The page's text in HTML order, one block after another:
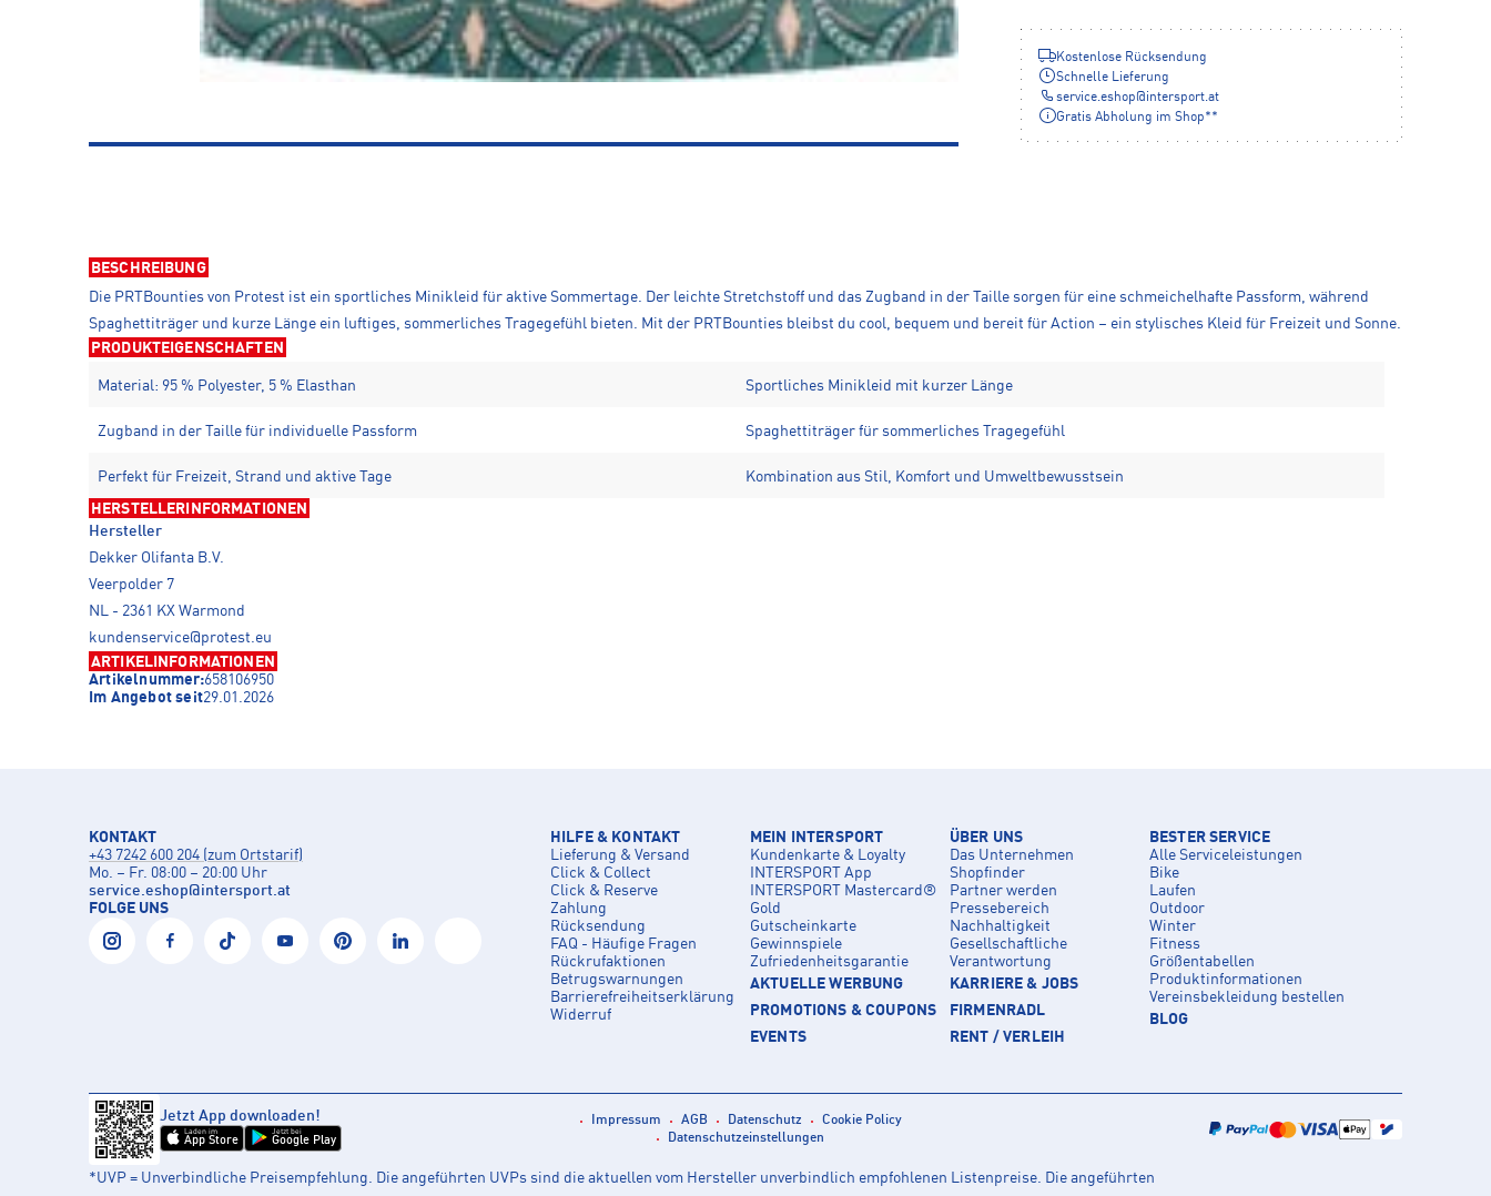
Kostenlose Rücksendung
Schnelle Lieferung
service.eshop@intersport.at
Gratis Abholung im Shop**
BESCHREIBUNG
Die PRTBounties von Protest ist ein sportliches Minikleid für aktive Sommertage. Der leichte Stretchstoff und das Zugband in der Taille sorgen für eine schmeichelhafte Passform, während
Spaghettiträger und kurze Länge ein luftiges, sommerliches Tragegefühl bieten. Mit der PRTBounties bleibst du cool, bequem und bereit für Action – ein stylisches Kleid für Freizeit und Sonne.
PRODUKTEIGENSCHAFTEN
Material: 95 % Polyester, 5 % Elasthan Sportliches Minikleid mit kurzer Länge
Zugband in der Taille für individuelle Passform Spaghettiträger für sommerliches Tragegefühl
Perfekt für Freizeit, Strand und aktive Tage Kombination aus Stil, Komfort und Umweltbewusstsein
HERSTELLERINFORMATIONEN
Hersteller
Dekker Olifanta B.V.
Veerpolder 7
NL - 2361 KX Warmond
kundenservice@protest.eu
ARTIKELINFORMATIONEN
Artikelnummer:658106950
Im Angebot seit29.01.2026
KONTAKT
+43 7242 600 204 (zum Ortstarif)
Mo. – Fr. 08:00 – 20:00 Uhr
service.eshop@intersport.at
FOLGE UNS
HILFE & KONTAKT
Lieferung & Versand
Click & Collect
Click & Reserve
Zahlung
Rücksendung
FAQ - Häufige Fragen
Rückrufaktionen
Betrugswarnungen
Barrierefreiheitserklärung
Widerruf
MEIN INTERSPORT
Kundenkarte & Loyalty
INTERSPORT App
INTERSPORT Mastercard®
Gold
Gutscheinkarte
Gewinnspiele
Zufriedenheitsgarantie
AKTUELLE WERBUNG
PROMOTIONS & COUPONS
EVENTS
ÜBER UNS
Das Unternehmen
Shopfinder
Partner werden
Pressebereich
Nachhaltigkeit
Gesellschaftliche
Verantwortung
KARRIERE & JOBS
FIRMENRADL
RENT / VERLEIH
BESTER SERVICE
Alle Serviceleistungen
Bike
Laufen
Outdoor
Winter
Fitness
Größentabellen
Produktinformationen
Vereinsbekleidung bestellen
BLOG
Jetzt App downloaden!
Laden im
App Store
Jetzt bei
Google Play
Impressum AGB Datenschutz
Cookie Policy
Datenschutzeinstellungen
*UVP = Unverbindliche Preisempfehlung. Die angeführten UVPs sind die aktuellen vom Hersteller unverbindlich empfohlenen Listenpreise. Die angeführten